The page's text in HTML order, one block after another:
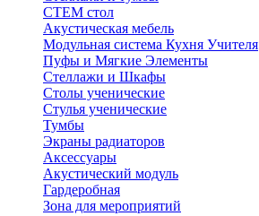
СТЕМ стол
Акустическая мебель
Модульная система Кухня Учителя
Пуфы и Мягкие Элементы
Стеллажи и Шкафы
Столы ученические
Стулья ученические
Тумбы
Экраны радиаторов
Аксессуары
Акустический модуль
Гардеробная
Зона для мероприятий